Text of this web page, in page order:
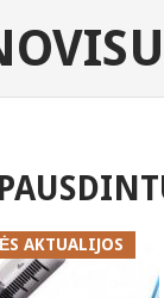
AKTUALIJOS